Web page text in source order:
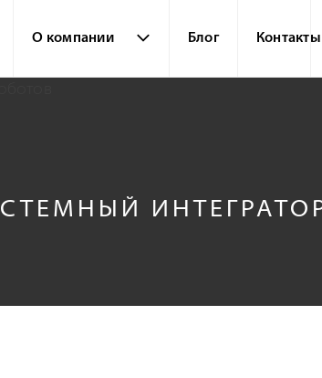
О компании Блог Контакты